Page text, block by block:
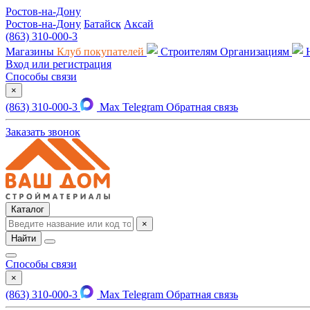
Ростов-на-Дону
Ростов-на-Дону Батайск Аксай
(863) 310-000-3
Магазины Клуб покупателей Строителям Организациям
Вход или регистрация
Способы связи
×
(863) 310-000-3 Max Telegram Обратная связь
Заказать звонок
Каталог
×
Найти
Способы связи
×
(863) 310-000-3 Max Telegram Обратная связь